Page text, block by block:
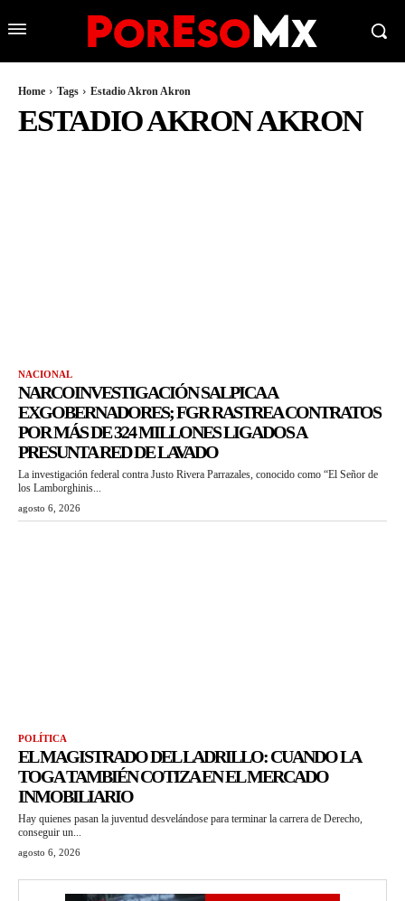
Home Tags Estadio Akron Akron
ESTADIO AKRON AKRON
NACIONAL
NARCOINVESTIGACIÓN SALPICA A
EXGOBERNADORES; FGR RASTREA CONTRATOS
POR MÁS DE 324 MILLONES LIGADOS A
PRESUNTA RED DE LAVADO
La investigación federal contra Justo Rivera Parrazales, conocido como “El Señor de
los Lamborghinis...
agosto 6, 2026
POLÍTICA
EL MAGISTRADO DEL LADRILLO: CUANDO LA
TOGA TAMBIÉN COTIZA EN EL MERCADO
INMOBILIARIO
Hay quienes pasan la juventud desvelándose para terminar la carrera de Derecho,
conseguir un...
agosto 6, 2026